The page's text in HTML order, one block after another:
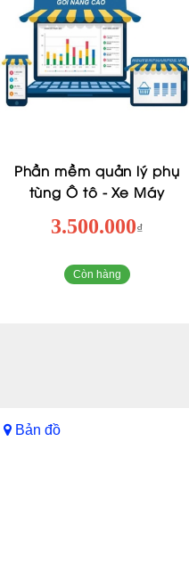
Phần mềm quản lý phụ
tùng Ô tô - Xe Máy
3.500.000₫
Còn hàng
Bản đồ